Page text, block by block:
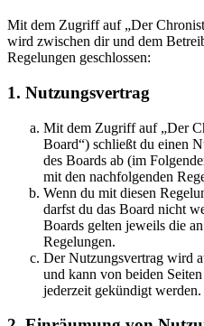
Mit dem Zugriff auf „Der
wird zwischen dir und dem
Regelungen geschlossen:
1. Nutzungsvertrag
Mit dem Zugriff auf „Der
Board“) schließt du einen
des Boards ab (im
mit den nachfolgenden
Wenn du mit diesen
darfst du das Board nicht
Boards gelten jeweils die
Regelungen.
Der Nutzungsvertrag wird
und kann von beiden
jederzeit gekündigt werden.